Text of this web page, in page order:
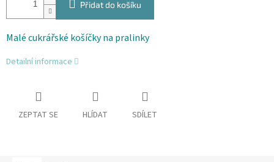
Přidat do košíku
Malé cukrářské košíčky na pralinky
Detailní informace
ZEPTAT SE HLÍDAT SDÍLET